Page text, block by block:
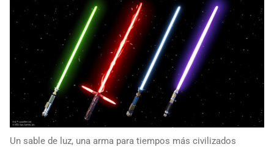
Un sable de luz, una arma para tiempos más civilizados